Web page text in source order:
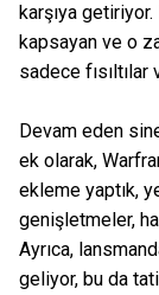
karşıya getiriyor.
kapsayan ve o
sadece fısıltılar
Devam eden
ek olarak,
ekleme yaptık,
genişletmeler,
Ayrıca,
geliyor, bu da